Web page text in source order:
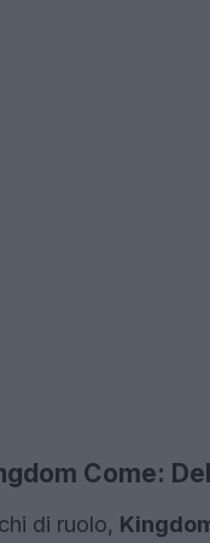
Come:
di ruolo,